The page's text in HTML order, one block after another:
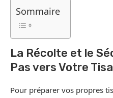
Sommaire
La Récolte et le
Pas vers Votre
Pour préparer vos propres